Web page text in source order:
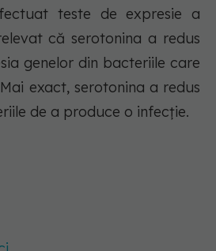
teste de expresie a
că serotonina a redus
genelor din bacteriile care
exact, serotonina a redus
de a produce o infecție.